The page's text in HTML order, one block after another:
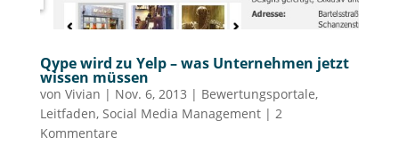
Qype wird zu Yelp – was Unternehmen jetzt
wissen müssen
von Vivian | Nov. 6, 2013 | Bewertungsportale,
Leitfaden, Social Media Management| 2
Kommentare